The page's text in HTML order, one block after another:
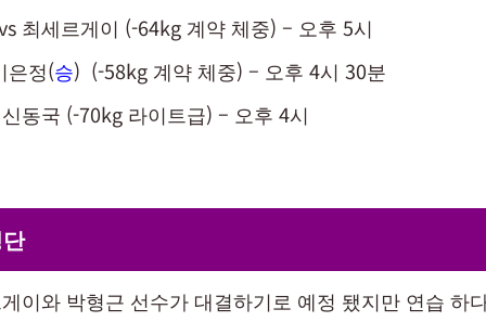
최세르게이 (-64kg 계약 체중) – 오후 5시
은정(승) (-58kg 계약 체중) – 오후 4시 30분
동국 (-70kg 라이트급) – 오후 4시
이와 박형근 선수가 대결하기로 예정 됐지만 연습 하